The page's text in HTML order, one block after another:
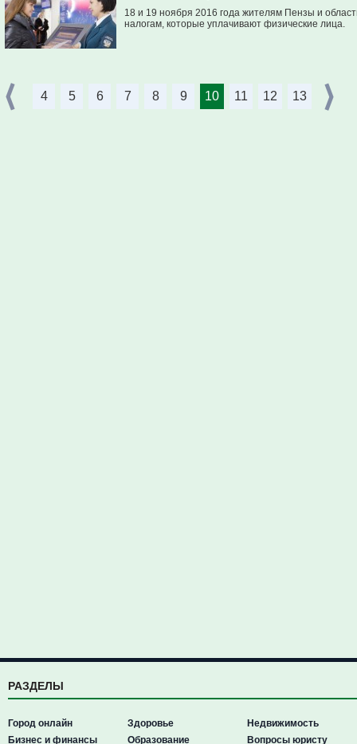
18 и 19 ноября 2016 года жителям Пензы и
налогам, которые уплачивают физические лица.
4 5 6 7 8 9 10 11 12 13
РАЗДЕЛЫ
Город онлайн
Бизнес и финансы
Здоровье
Образование
Недвижимость
Вопросы юристу